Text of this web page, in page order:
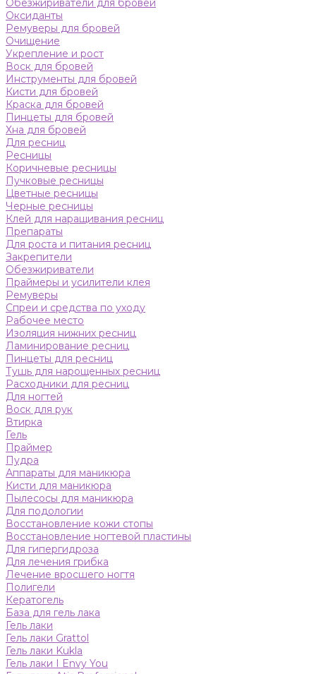
Обезжириватели для бровей
Оксиданты
Ремуверы для бровей
Очищение
Укрепление и рост
Воск для бровей
Инструменты для бровей
Кисти для бровей
Краска для бровей
Пинцеты для бровей
Хна для бровей
Для ресниц
Ресницы
Коричневые ресницы
Пучковые ресницы
Цветные ресницы
Черные ресницы
Клей для наращивания ресниц
Препараты
Для роста и питания ресниц
Закрепители
Обезжириватели
Праймеры и усилители клея
Ремуверы
Спреи и средства по уходу
Рабочее место
Изоляция нижних ресниц
Ламинирование ресниц
Пинцеты для ресниц
Тушь для нарощенных ресниц
Расходники для ресниц
Для ногтей
Воск для рук
Втирка
Гель
Праймер
Пудра
Аппараты для маникюра
Кисти для маникюра
Пылесосы для маникюра
Для подологии
Восстановление кожи стопы
Восстановление ногтевой пластины
Для гипергидроза
Для лечения грибка
Лечение вросшего ногтя
Полигели
Кератогель
База для гель лака
Гель лаки
Гель лаки Grattol
Гель лаки Kukla
Гель лаки I Envy You